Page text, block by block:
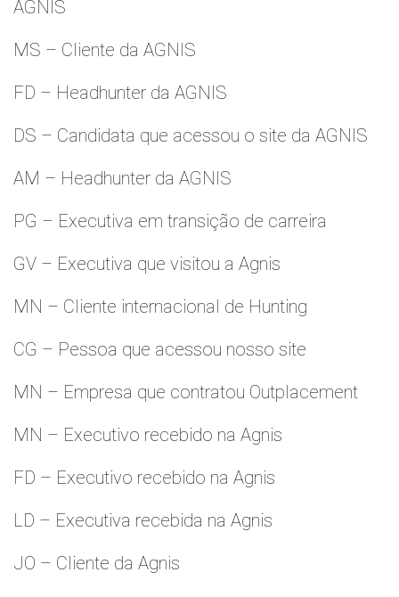
AGNIS
MS – Cliente da AGNIS
FD – Headhunter da AGNIS
DS – Candidata que acessou o site da AGNIS
AM – Headhunter da AGNIS
PG – Executiva em transição de carreira
GV – Executiva que visitou a Agnis
MN – Cliente internacional de Hunting
CG – Pessoa que acessou nosso site
MN – Empresa que contratou Outplacement
MN – Executivo recebido na Agnis
FD – Executivo recebido na Agnis
LD – Executiva recebida na Agnis
JO – Cliente da Agnis